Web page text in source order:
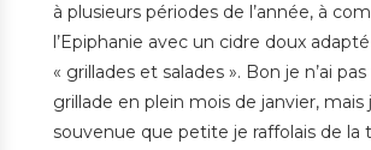
à plusieurs périodes de l’année, à
l’Epiphanie avec un cidre doux
« grillades et salades ». Bon je n’ai
grillade en plein mois de janvier, mais
souvenue que petite je raffolais de la